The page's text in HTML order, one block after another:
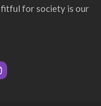
for society is our